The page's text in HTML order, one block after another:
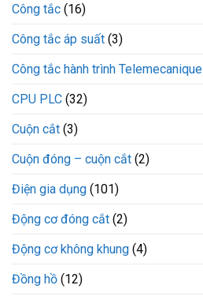
Công tắc (16)
Công tắc áp suất (3)
Công tắc hành trình Telemecanique
CPU PLC (32)
Cuộn cắt (3)
Cuộn đóng – cuộn cắt (2)
Điện gia dụng (101)
Động cơ đóng cắt (2)
Động cơ không khung (4)
Đồng hồ (12)